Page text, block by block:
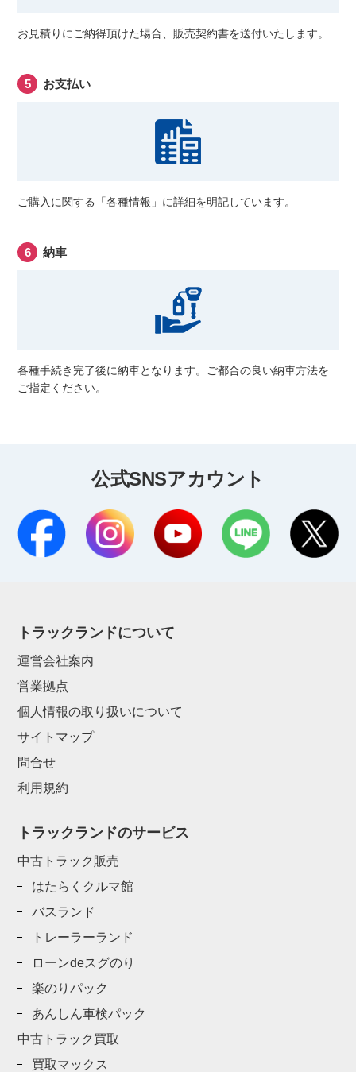
お見積りにご納得頂けた場合、販売契約書を送付いたします。
お支払い
ご購入に関する「各種情報」に詳細を明記しています。
納車
各種手続き完了後に納車となります。ご都合の良い納車方法を
ご指定ください。
公式SNSアカウント
トラックランドについて
運営会社案内
営業拠点
個人情報の取り扱いについて
サイトマップ
問合せ
利用規約
トラックランドのサービス
中古トラック販売
はたらくクルマ館
バスランド
トレーラーランド
ローンdeスグのり
楽のりパック
あんしん車検パック
中古トラック買取
買取マックス